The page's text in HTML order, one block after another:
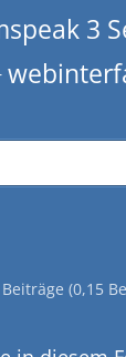
3
(0,15